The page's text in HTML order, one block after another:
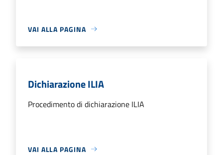
VAI ALLA PAGINA
Dichiarazione ILIA
Procedimento di dichiarazione ILIA
VAI ALLA PAGINA